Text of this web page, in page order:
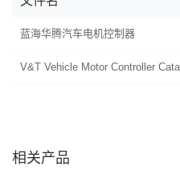
蓝海华腾汽车电机控制器
V&T Vehicle Motor Controller
相关产品